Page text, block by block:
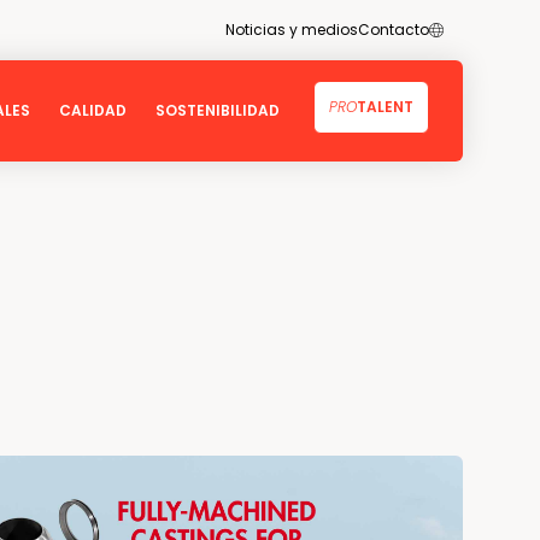
Noticias y mediosContacto
CALIDAD
Calidad
SOSTENIBILIDAD
de Desarrollo Sostenible
PROTALENT